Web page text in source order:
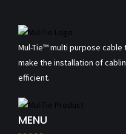
Mul-Tie™ multi purpose
make the installation of
efficient.
MENU